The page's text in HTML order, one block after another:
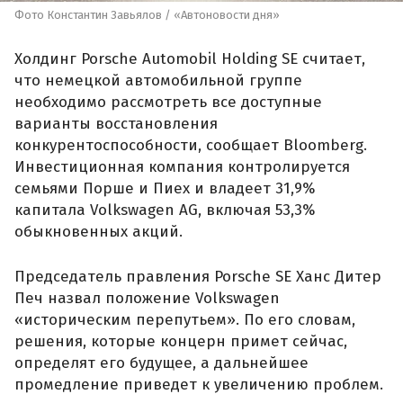
Фото Константин Завьялов / «Автоновости дня»
Холдинг Porsche Automobil Holding SE считает,
что немецкой автомобильной группе
необходимо рассмотреть все доступные
варианты восстановления
конкурентоспособности, сообщает Bloomberg.
Инвестиционная компания контролируется
семьями Порше и Пиех и владеет 31,9%
капитала Volkswagen AG, включая 53,3%
обыкновенных акций.
Председатель правления Porsche SE Ханс Дитер
Печ назвал положение Volkswagen
«историческим перепутьем». По его словам,
решения, которые концерн примет сейчас,
определят его будущее, а дальнейшее
промедление приведет к увеличению проблем.